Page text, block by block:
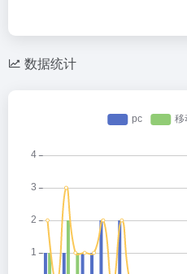
数据统计